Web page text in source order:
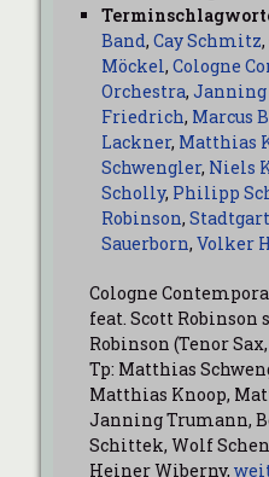
Band, Cay Schmitz,
Möckel, Cologne
Orchestra,
Friedrich, Marcus
Lackner, Matthias
Schwengler, Niels
Scholly, Philipp
Robinson,
Sauerborn, Volker
Cologne
feat. Scott Robinson
Robinson (Tenor
Tp: Matthias
Matthias Knoop,
Janning Trumann,
Schittek, Wolf
Heiner Wiberny,